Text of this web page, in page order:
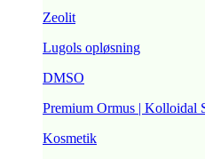
Zeolit
Lugols opløsning
DMSO
Premium Ormus | Kolloidal
Kosmetik